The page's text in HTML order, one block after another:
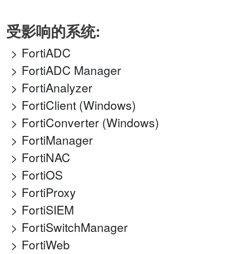
受影响的系统:
FortiADC
FortiADC Manager
FortiAnalyzer
FortiClient (Windows)
FortiConverter (Windows)
FortiManager
FortiNAC
FortiOS
FortiProxy
FortiSIEM
FortiSwitchManager
FortiWeb